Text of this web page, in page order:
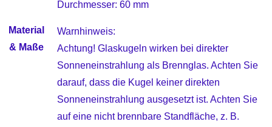
Material
& Maße
Durchmesser: 60 mm
Warnhinweis:
Achtung! Glaskugeln wirken bei direkter
Sonneneinstrahlung als Brennglas. Achten Sie
darauf, dass die Kugel keiner direkten
Sonneneinstrahlung ausgesetzt ist. Achten Sie
auf eine nicht brennbare Standfläche, z. B.